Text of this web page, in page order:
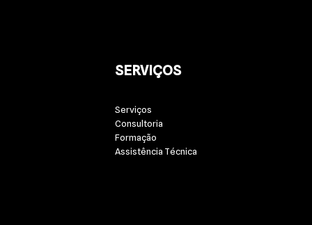
SERVIÇOS
Serviços
Consultoria
Formação
Assistência Técnica